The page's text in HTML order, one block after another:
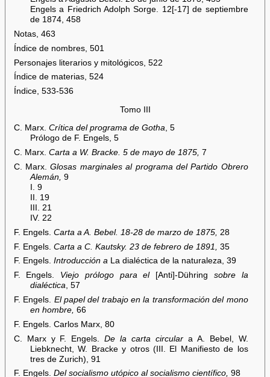
Engels a Friedrich Adolph Sorge. 12[-17] de septiembre
de 1874, 458
Notas, 463
Índice de nombres, 501
Personajes literarios y mitológicos, 522
Índice de materias, 524
Índice, 533-536
Tomo III
C. Marx. Crítica del programa de Gotha, 5
Prólogo de F. Engels, 5
C. Marx. Carta a W. Bracke. 5 de mayo de 1875, 7
C. Marx.Glosas marginales al programa del Partido Obrero
Alemán, 9
I. 9
II. 19
III. 21
IV. 22
F. Engels. Carta a A. Bebel. 18-28 de marzo de 1875, 28
F. Engels. Carta a C. Kautsky. 23 de febrero de 1891,
35
F. Engels. Introducción aLa dialéctica de la naturaleza, 39
F. Engels. Viejo prólogo para el[Anti]-Dühring sobre la
dialéctica, 57
F. Engels. El papel del trabajo en la transformación del mono
en hombre, 66
F. Engels. Carlos Marx, 80
C. Marx y F. Engels.De la carta circular a A. Bebel, W.
Liebknecht, W. Bracke y otros (III. El Manifiesto de los
tres de Zurich), 91
F. Engels. Del socialismo utópico al socialismo científico, 98